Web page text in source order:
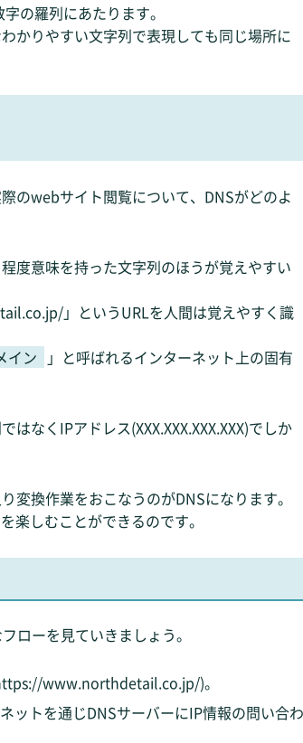
の羅列にあたります。
りやすい文字列で表現しても同じ場所に
のwebサイト閲覧について、DNSがどのよ
度意味を持った文字列のほうが覚えやすい
」というURLを人間は覚えやすく識
イン
」と呼ばれるインターネット上の固有
なくIPアドレス(XXX.XXX.XXX.XXX)でしか
変換作業をおこなうのがDNSになります。
楽しむことができるのです。
ローを見ていきましょう。
www.northdetail.co.jp/)。
トを通じDNSサーバーにIP情報の問い合わ